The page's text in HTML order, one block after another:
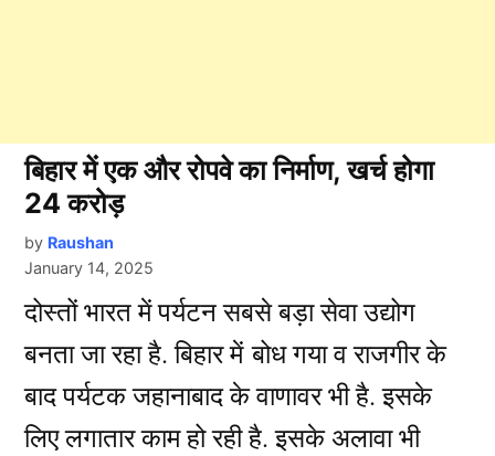
बिहार में एक और रोपवे का निर्माण, खर्च होगा
24 करोड़
by Raushan
January 14, 2025
दोस्तों भारत में पर्यटन सबसे बड़ा सेवा उद्योग
बनता जा रहा है. बिहार में बोध गया व राजगीर के
बाद पर्यटक जहानाबाद के वाणावर भी है. इसके
लिए लगातार काम हो रही है. इसके अलावा भी